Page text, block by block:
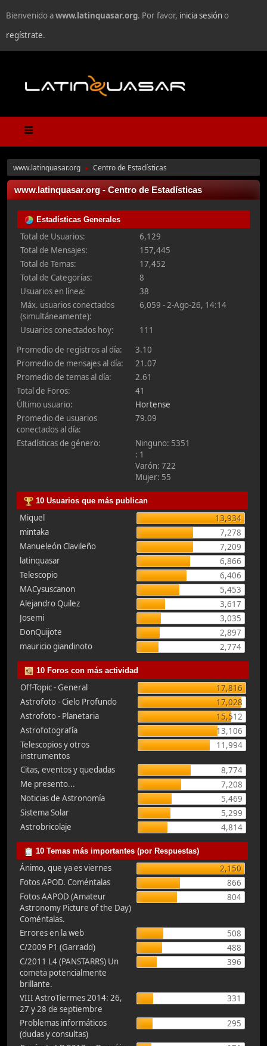
Bienvenido awww.latinquasar.org. Por favor, inicia sesióno
regístrate.
www.latinquasar.org ► Centro de Estadísticas
www.latinquasar.org - Centro de Estadísticas
Estadísticas Generales
Total de Usuarios:
6,129
Total de Mensajes:
157,445
Total de Temas:
17,452
Total de Categorías:
8
Usuarios en línea:
38
Máx. usuarios conectados
(simultáneamente):
6,059 - 2-Ago-26, 14:14
Usuarios conectados hoy:
111
Promedio de registros al día:
3.10
Promedio de mensajes al día:
21.07
Promedio de temas al día:
2.61
Total de Foros:
41
Último usuario:
Hortense
Promedio de usuarios
conectados al día:
79.09
Estadísticas de género:
Ninguno: 5351
: 1
Varón: 722
Mujer: 55
10 Usuarios que más publican
Miquel
13,934
mintaka
7,278
Manueleón Clavileño
7,209
latinquasar
6,866
Telescopio
6,406
MACysuscanon
5,453
Alejandro Quilez
3,617
Josemi
3,035
DonQuijote
2,897
mauricio giandinoto
2,774
10 Foros con más actividad
Off-Topic - General
17,816
Astrofoto - Cielo Profundo
17,028
Astrofoto - Planetaria
15,512
Astrofotografía
13,106
Telescopios y otros
instrumentos
11,994
Citas, eventos y quedadas
8,774
Me presento...
7,208
Noticias de Astronomía
5,469
Sistema Solar
5,299
Astrobricolaje
4,814
10 Temas más importantes (por Respuestas)
Ánimo, que ya es viernes
2,150
Fotos APOD. Coméntalas
866
Fotos AAPOD (Amateur
Astronomy Picture of the Day)
Coméntalas.
804
Errores en la web
508
C/2009 P1 (Garradd)
488
C/2011 L4 (PANSTARRS) Un
cometa potencialmente
brillante.
396
VIII AstroTiermes 2014: 26,
27 y 28 de septiembre
331
Problemas informáticos
(dudas y consultas)
295